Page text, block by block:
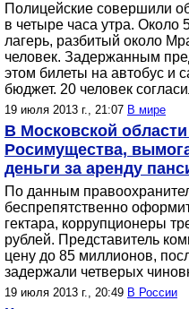
Полицейские совершили
в четыре часа утра. Около
лагерь, разбитый около
человек. Задержанным
этом билеты на автобус и
бюджет. 20 человек
19 июля 2013 г., 21:07 В мире
В Московской
Росимущества,
деньги за аренду
По данным
беспрепятственно
гектара, коррупционеры
рублей. Представитель
цену до 85 миллионов,
задержали четверых
19 июля 2013 г., 20:49 В России